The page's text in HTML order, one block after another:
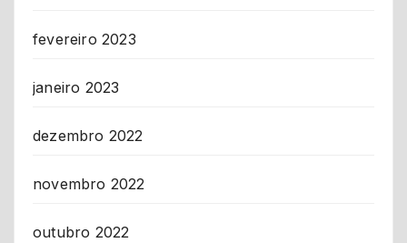
fevereiro 2023
janeiro 2023
dezembro 2022
novembro 2022
outubro 2022